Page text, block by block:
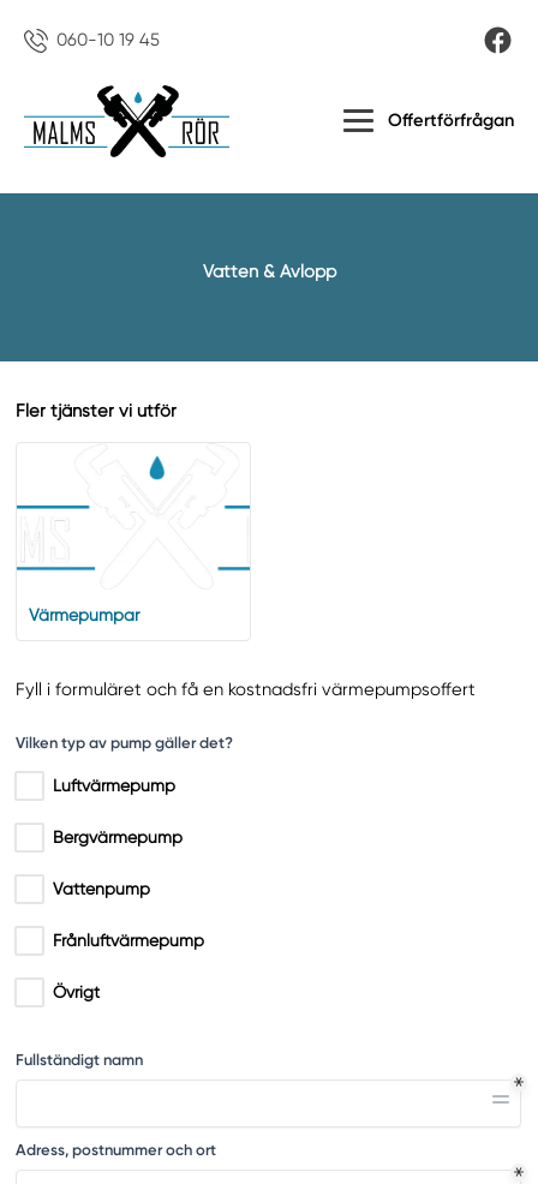
060-10 19 45
Offertförfrågan
Vatten & Avlopp
Fler tjänster vi utför
Värmepumpar
Fyll i formuläret och få en kostnadsfri värmepumpsoffert
Vilken typ av pump gäller det?
Luftvärmepump
Bergvärmepump
Vattenpump
Frånluftvärmepump
Övrigt
Fullständigt namn
Adress, postnummer och ort